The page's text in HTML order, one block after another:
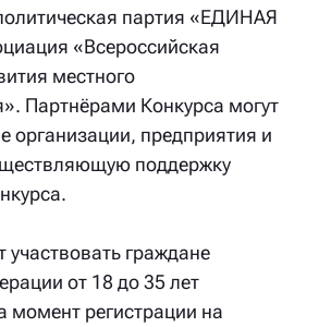
партия «ЕДИНАЯ
«Всероссийская
местного
Партнёрами Конкурса могут
организации, предприятия и
поддержку
участвовать граждане
от 18 до 35 лет
момент регистрации на